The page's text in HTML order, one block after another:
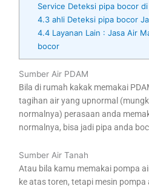
Service Deteksi pipa bocor di
4.3ahli Deteksi pipa bocor
4.4Layanan Lain : Jasa Air
bocor
Sumber Air PDAM
Bila di rumah kakak memakai
tagihan air yang upnormal
normalnya) perasaan anda
normalnya, bisa jadi pipa anda
Sumber Air Tanah
Atau bila kamu memakai pompa
ke atas toren, tetapi mesin